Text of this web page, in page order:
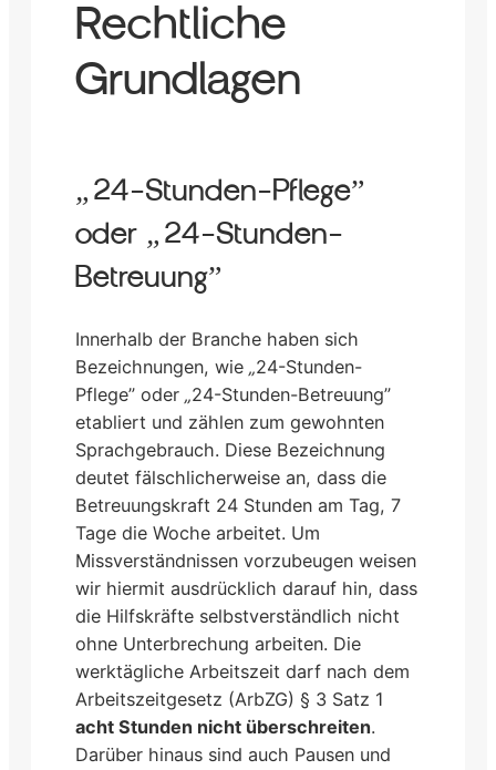
Rechtliche
Grundlagen
„ 24-Stunden-Pflege”
oder „ 24-Stunden-
Betreuung”
Innerhalb der Branche haben sich
Bezeichnungen, wie „24-Stunden-
Pflege” oder „24-Stunden-Betreuung”
etabliert und zählen zum gewohnten
Sprachgebrauch. Diese Bezeichnung
deutet fälschlicherweise an, dass die
Betreuungskraft 24 Stunden am Tag, 7
Tage die Woche arbeitet. Um
Missverständnissen vorzubeugen weisen
wir hiermit ausdrücklich darauf hin, dass
die Hilfskräfte selbstverständlich nicht
ohne Unterbrechung arbeiten. Die
werktägliche Arbeitszeit darf nach dem
Arbeitszeitgesetz (ArbZG) § 3 Satz 1
acht Stunden nicht überschreiten.
Darüber hinaus sind auch Pausen und